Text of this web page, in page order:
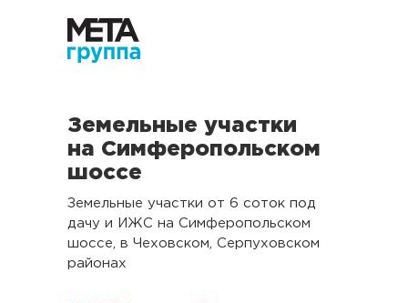
Земельные участки
на Симферопольском
шоссе
Земельные участки от 6 соток под
дачу и ИЖС на Симферопольском
шоссе, в Чеховском, Серпуховском
районах